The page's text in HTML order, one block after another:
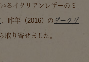
るイタリアンレザーのミ
、昨年（2016）の ダークグ
取り寄せました。